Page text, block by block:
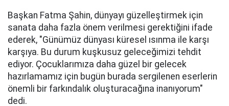
Başkan Fatma Şahin, dünyayı güzelleştirmek için
sanata daha fazla önem verilmesi gerektiğini ifade
ederek, "Günümüz dünyası küresel ısınma ile karşı
karşıya. Bu durum kuşkusuz geleceğimizi tehdit
ediyor. Çocuklarımıza daha güzel bir gelecek
hazırlamamız için bugün burada sergilenen eserlerin
önemli bir farkındalık oluşturacağına inanıyorum"
dedi.